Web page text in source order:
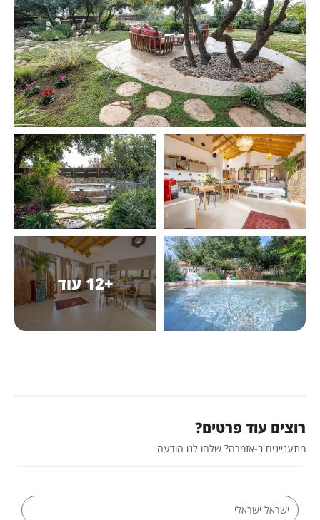
+12 עוד
רוצים עוד פרטים?
מתעניינים ב-אזמרה? שלחו לנו הודעה